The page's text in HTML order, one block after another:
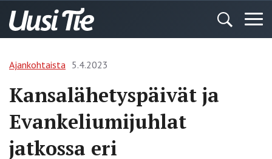
Ajankohtaista 5.4.2023
Kansalähetyspäivät ja
Evankeliumijuhlat
jatkossa eri